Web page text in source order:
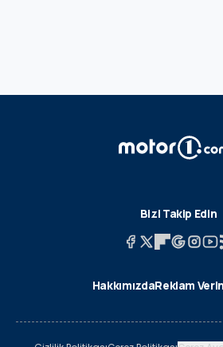
Bizi Takip Edin
HakkımızdaReklam Verin